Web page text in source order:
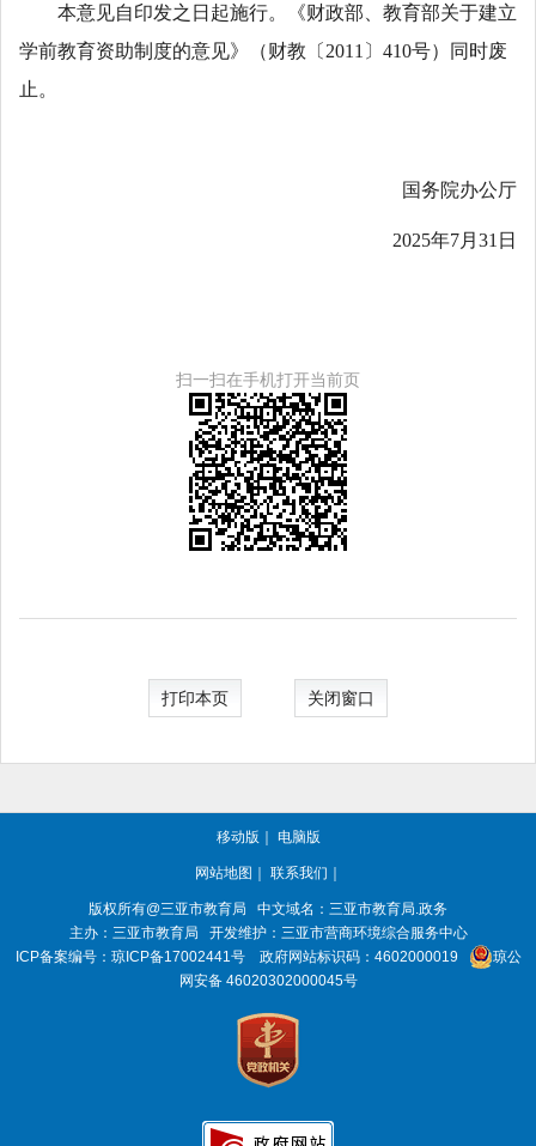
本意见自印发之日起施行。《财政部、教育部关于建立
学前教育资助制度的意见》（财教〔2011〕410号）同时废
止。
国务院办公厅
2025年7月31日
扫一扫在手机打开当前页
打印本页 关闭窗口
移动版 ｜ 电脑版
网站地图 ｜ 联系我们 ｜
版权所有@三亚市教育局
中文域名：三亚市教育局.政务
主办：三亚市教育局
开发维护：三亚市营商环境综合服务中心
ICP备案编号： 琼ICP备17002441号 政府网站标识码： 4602000019
琼公
网安备 46020302000045号